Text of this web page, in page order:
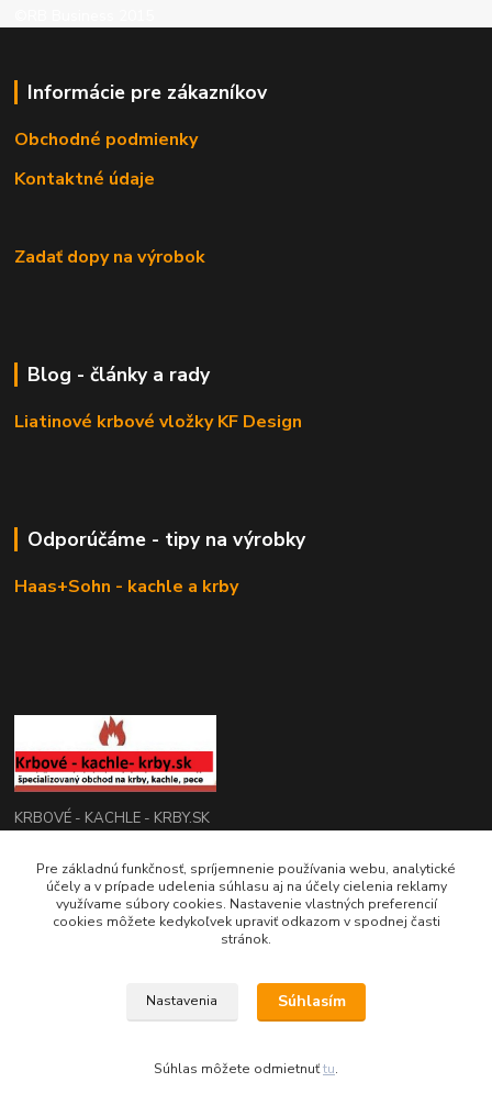
Informácie pre zákazníkov
Obchodné podmienky
Kontaktné údaje
Zadať dopy na výrobok
Blog - články a rady
Liatinové krbové vložky KF Design
Odporúčáme - tipy na výrobky
Haas+Sohn - kachle a krby
KRBOVÉ - KACHLE - KRBY.SK
0949 476 255
08:00 - 17.00
2022 RB Business Slovakia, s. r. o.
Pre základnú funkčnosť, spríjemnenie používania webu, analytické
účely a v prípade udelenia súhlasu aj na účely cielenia reklamy
využívame súbory cookies. Nastavenie vlastných preferencií
cookies môžete kedykoľvek upraviť odkazom v spodnej časti
stránok.
Nastavenia Súhlasím
Súhlas môžete odmietnuťtu.